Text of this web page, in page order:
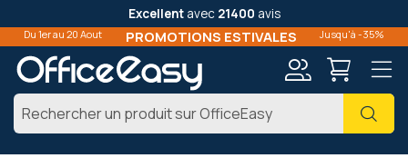
Excellentavec 21400 avis
Du 1er au 20 Aout PROMOTIONS ESTIVALES Jusqu'à -35%